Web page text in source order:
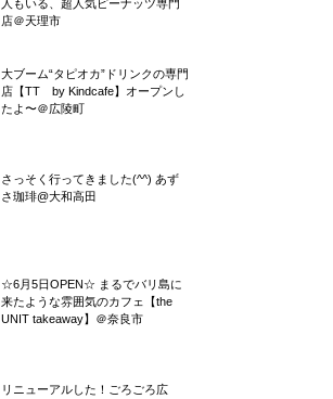
人もいる、超人気ピーナッツ専門
店＠天理市
大ブーム“タピオカ”ドリンクの専門
店【TT by Kindcafe】オープンし
たよ〜＠広陵町
さっそく行ってきました(^^) あず
さ珈琲@大和高田
☆6月5日OPEN☆ まるでバリ島に
来たような雰囲気のカフェ【the
UNIT takeaway】＠奈良市
リニューアルした！ごろごろ広